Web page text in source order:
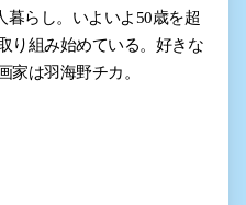
暮らし。いよいよ50歳を超
り組み始めている。好きな
家は羽海野チカ。